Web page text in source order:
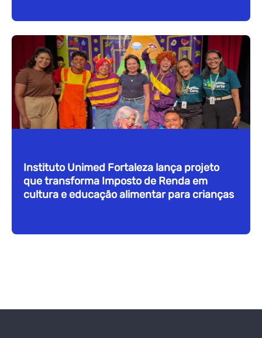
Instituto Unimed Fortaleza lança projeto
que transforma Imposto de Renda em
cultura e educação alimentar para crianças